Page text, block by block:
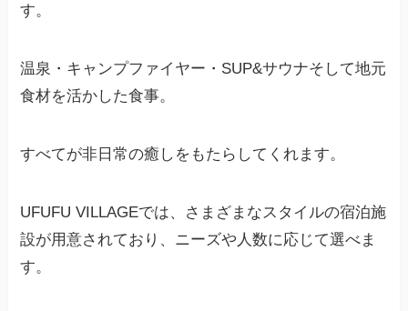
す。
温泉・キャンプファイヤー・SUP&サウナそして地元
食材を活かした食事。
すべてが非日常の癒しをもたらしてくれます。
UFUFU VILLAGEでは、さまざまなスタイルの宿泊施
設が用意されており、ニーズや人数に応じて選べま
す。